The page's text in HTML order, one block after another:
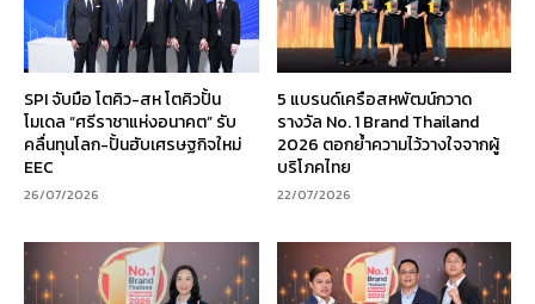
SPI จับมือ โตคิว-สห โตคิวปั้น
โมเดล “ศรีราชาแห่งอนาคต” รับ
คลื่นทุนโลก-ปั้นฮับเศรษฐกิจใหม่
EEC
26/07/2026
5 แบรนด์เครือสหพัฒน์กวาด
รางวัล No. 1 Brand Thailand
2026 ตอกย้ำความไว้วางใจจากผู้
บริโภคไทย
22/07/2026